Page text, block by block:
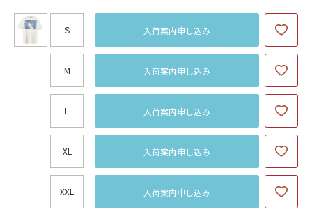
S 入荷案内申し込み
M 入荷案内申し込み
L 入荷案内申し込み
XL 入荷案内申し込み
XXL 入荷案内申し込み